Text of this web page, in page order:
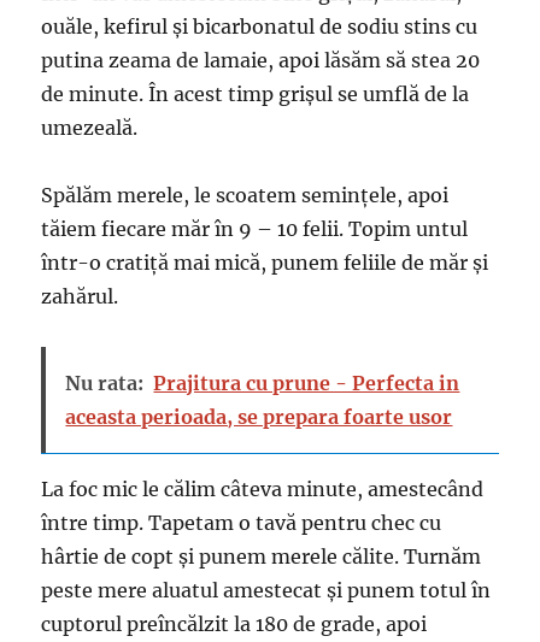
ouăle, kefirul și bicarbonatul de sodiu stins cu
putina zeama de lamaie, apoi lăsăm să stea 20
de minute. În acest timp grișul se umflă de la
umezeală.
Spălăm merele, le scoatem semințele, apoi
tăiem fiecare măr în 9 – 10 felii. Topim untul
într-o cratiță mai mică, punem feliile de măr și
zahărul.
Nu rata: Prajitura cu prune - Perfecta in
aceasta perioada, se prepara foarte usor
La foc mic le călim câteva minute, amestecând
între timp. Tapetam o tavă pentru chec cu
hârtie de copt și punem merele călite. Turnăm
peste mere aluatul amestecat și punem totul în
cuptorul preîncălzit la 180 de grade, apoi